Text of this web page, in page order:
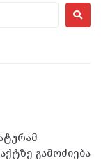
გამოძიება